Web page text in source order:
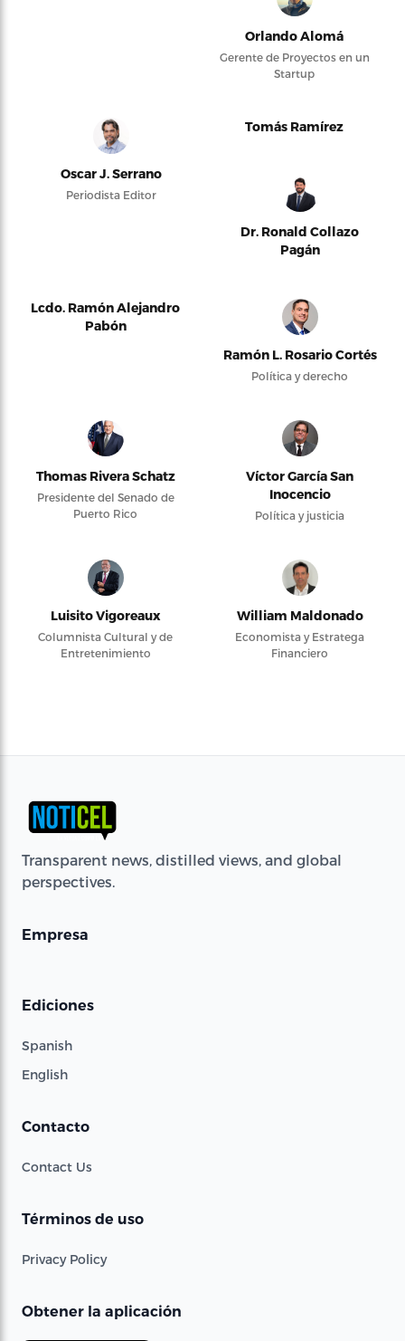
Orlando Alomá
Gerente de Proyectos en un
Startup
Oscar J. Serrano
Periodista Editor
Tomás Ramírez
Dr. Ronald Collazo
Pagán
Lcdo. Ramón Alejandro
Pabón
Ramón L. Rosario Cortés
Política y derecho
Thomas Rivera Schatz
Presidente del Senado de
Puerto Rico
Víctor García San
Inocencio
Política y justicia
Luisito Vigoreaux
Columnista Cultural y de
Entretenimiento
William Maldonado
Economista y Estratega
Financiero
Transparent news, distilled views, and global
perspectives.
Empresa
Ediciones
Spanish
English
Contacto
Contact Us
Términos de uso
Privacy Policy
Obtener la aplicación